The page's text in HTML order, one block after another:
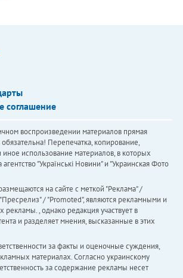
соглашение
воспроизведении материалов прямая
Перепечатка, копирование,
использование материалов, в которых
"Українськi Новини" и "Украинская Фото
на сайте с меткой "Реклама" /
/ "Promoted", являются рекламными и
рекламы. , однако редакция участвует в
и разделяет мнения, высказанные в этих
за факты и оценочные суждения,
материалах. Согласно украинскому
за содержание рекламы несет